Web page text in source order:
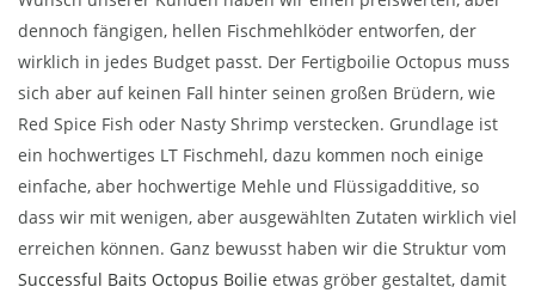
dennoch fängigen, hellen Fischmehlköder entworfen, der
wirklich in jedes Budget passt. Der Fertigboilie Octopus muss
sich aber auf keinen Fall hinter seinen großen Brüdern, wie
Red Spice Fish oder Nasty Shrimp verstecken. Grundlage ist
ein hochwertiges LT Fischmehl, dazu kommen noch einige
einfache, aber hochwertige Mehle und Flüssigadditive, so
dass wir mit wenigen, aber ausgewählten Zutaten wirklich viel
erreichen können. Ganz bewusst haben wir die Struktur vom
Successful Baits Octopus Boilie etwas gröber gestaltet, damit